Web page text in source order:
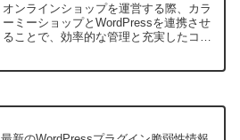
オンラインショップを運営する際、カラ
ーミーショップとWordPressを連携させ
ることで、効率的な管理と充実したコン